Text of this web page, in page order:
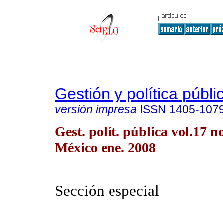
Gestión y política
versión impresa ISSN 1405-
Gest. polít. pública vol.17
México ene. 2008
Sección especial